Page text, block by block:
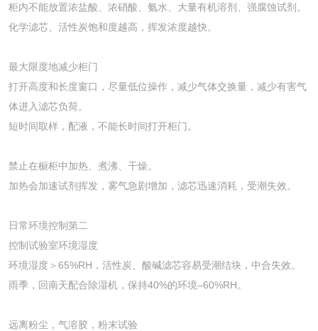
柜内不能放置浓盐酸、浓硝酸、氨水、大量有机溶剂、强腐蚀试剂。
化学滤芯、活性炭饱和度越高，挥发浓度越快。
最大限度地减少柜门
打开高度和长度窗口，尽量低位操作，减少气体交换量，减少有害气
体进入滤芯负荷。
短时间取样，配液，不能长时间打开柜门。
禁止在橱柜中加热、煮沸、干燥。
加热会加速试剂挥发，雾气急剧增加，滤芯迅速消耗，受潮失效。
日常环境控制第二
控制试验室环境湿度
环境湿度＞65%RH，活性炭、酸碱滤芯容易受潮结块，中合失效。
雨季，回南天配合除湿机，保持40%的环境–60%RH。
远离粉尘，气溶胶，粉末试验